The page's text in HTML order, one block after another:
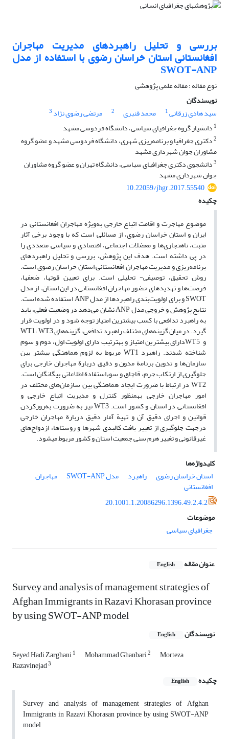
بررسی و تحلیل راهبردهای مدیریت مهاجران
افغانستانی استان خراسان رضوی با استفاده از مدل
SWOT-ANP
نوع مقاله : مقاله علمی پژوهشی
نویسندگان
سید هادی زرقانی1 محمد قنبری 2 مرتضی رضوی نژاد 3
1 دانشیار گروه جغرافیای سیاسی، دانشگاه فردوسی مشهد
2دکتری جغرافیا و برنامه‌ریزی شهری، دانشگاه فردوسی مشهد و عضو گروه
مشاوران جوان شهرداری مشهد
3دانشجوی دکتری جغرافیای سیاسی، دانشگاه تهران و عضو گروه مشاوران
جوان شهرداری مشهد
10.22059/jhgr.2017.55540
چکیده
موضوع مهاجرت و اقامت اتباع خارجی به‌ویژه مهاجران افغانستانی در
ایران و استان خراسان رضوی، از مسائلی است که با وجود برخی آثار
مثبت، ناهنجاری‌ها و معضلات اجتماعی، اقتصادی و سیاسی متعددی را
در پی داشته است. هدف این پژوهش، بررسی و تحلیل راهبرد‌های
برنامه‌ریزی و مدیریت مهاجران افغانستانی استان خراسان رضوی است.
روش تحقیق، توصیفی- تحلیلی است. برای تعیین قوت­ها، ضعف­ها،
فرصت‌ها و تهدیدهای حضور مهاجران افغانستانی در این استان، از مدل
SWOT و برای اولویت‌بندی راهبرد‌ها از مدل ANP استفاده شده است.
نتایج پژوهش و خروجی مدل ANP نشان می‌دهد در وضعیت فعلی، باید
به راهبرد تدافعی با کسب بیشترین امتیاز توجه شود و در اولویت قرار
گیرد. در میان گزینه‌های مختلف راهبرد تدافعی، گزینه‌های WT1، WT3
و WT5دارای بیشترین امتیاز و به­ترتیب دارای اولویت اول، دوم و سوم
شناخته شدند. راهبرد WT1 مربوط به لزوم هماهنگی بیشتر بین
سازمان‌ها و تدوین برنامة مدون و دقیق دربارة مهاجران خارجی برای
جلوگیری از ارتکاب جرم، قاچاق و سوءاستفادة اطلاعاتی بیگانگان است.
WT2 در ارتباط با ضرورت ایجاد هماهنگی بین سازمان‌های مختلف در
امور مهاجران خارجی به­منظور کنترل و مدیریت اتباع خارجی و
افغانستانی در استان و کشور است. WT3 نیز به ضرورت به‌روزکردن
قوانین و اجرای دقیق آن و تهیة آمار دقیق دربارة مهاجران خارجی
درجهت جلوگیری از تغییر بافت کالبدی شهرها و روستاها، ازدواج‌های
غیرقانونی و تغییر هرم سنی جمعیت استان و کشور مربوط می­شود.
کلیدواژه‌ها
استان خراسان رضوی
راهبرد مدل SWOT-ANP مهاجران
افغانستانی
20.1001.1.20086296.1396.49.2.4.2
موضوعات
جغرافیای سیاسی
عنوان مقاله English
Survey and analysis of management strategies of
Afghan Immigrants in Razavi Khorasan province
by using SWOT-ANP model
نویسندگان English
Seyed Hadi Zarghani1 Mohammad Ghanbari2 Morteza
Razavinejad3
چکیده English
Survey and analysis of management strategies of Afghan
Immigrants in Razavi Khorasan province by using SWOT-ANP
model